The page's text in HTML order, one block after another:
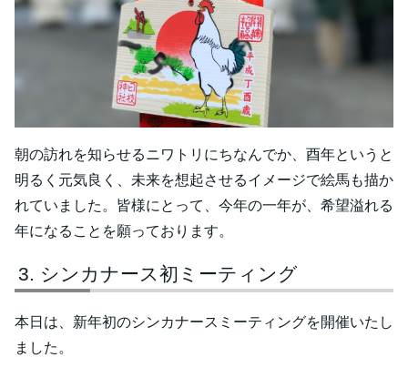
朝の訪れを知らせるニワトリにちなんでか、酉年というと
明るく元気良く、未来を想起させるイメージで絵馬も描か
れていました。皆様にとって、今年の一年が、希望溢れる
年になることを願っております。
シンカナース初ミーティング
本日は、新年初のシンカナースミーティングを開催いたし
ました。